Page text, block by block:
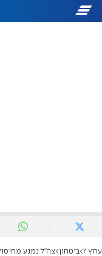
ערוץ 7 ביטחון צה"ל נמנע מחיסול